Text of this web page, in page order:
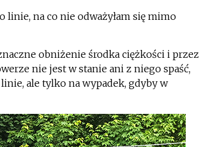
na co nie odważyłam się mimo
obniżenie środka ciężkości i przez
nie jest w stanie ani z niego spaść,
ale tylko na wypadek, gdyby w